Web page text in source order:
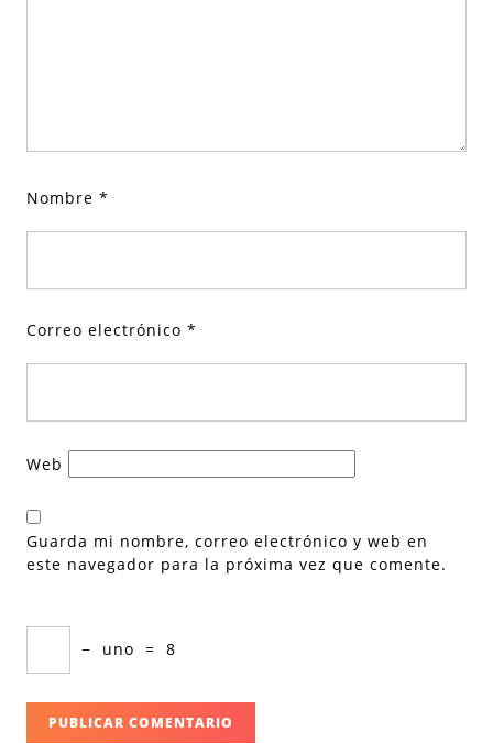
Nombre *
Correo electrónico *
Web
Guarda mi nombre, correo electrónico y web en
este navegador para la próxima vez que comente.
− uno = 8